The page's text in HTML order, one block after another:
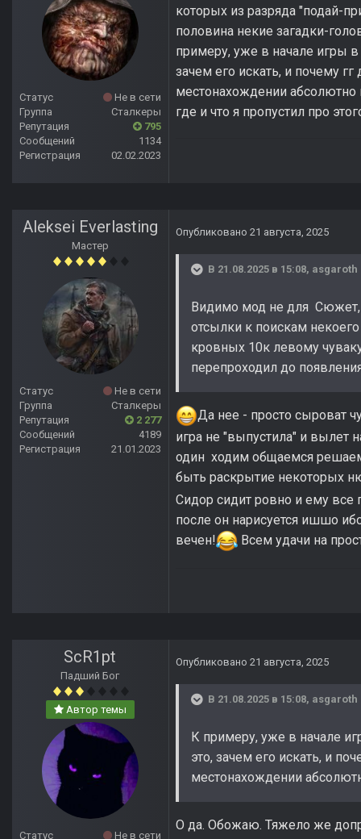
Статус
Не в сети
Группа
Сталкеры
Репутация
795
Сообщений
1134
Регистрация
02.02.2023
которых из разряда "подай-
половина некие загадки-
примеру, уже в начале игры
зачем его искать, и почему
местонахождении абсолютно
где и что я пропустил про
Aleksei Everlasting
Мастер
Статус
Не в сети
Группа
Сталкеры
Репутация
2 277
Сообщений
4189
Регистрация
21.01.2023
Опубликовано 21 августа, 2025
В 21.08.2025 в 15:08, asgaroth
Видимо мод не для Сюжет,
отсылки к поискам
кровных 10к левому
перепроходил до
Да нее - просто сыроват
игра не "выпустила" и вылет
один ходим общаемся решаем
быть раскрытие некоторых
Сидор сидит ровно и ему все
после он нарисуется ишшо
вечен!
Всем удачи на
ScR1pt
Падший Бог
Автор темы
Статус Не в сети
Опубликовано 21 августа, 2025
В 21.08.2025 в 15:08, asgaroth
К примеру, уже в начале
это, зачем его искать, и
местонахождении
О да. Обожаю. Тяжело же